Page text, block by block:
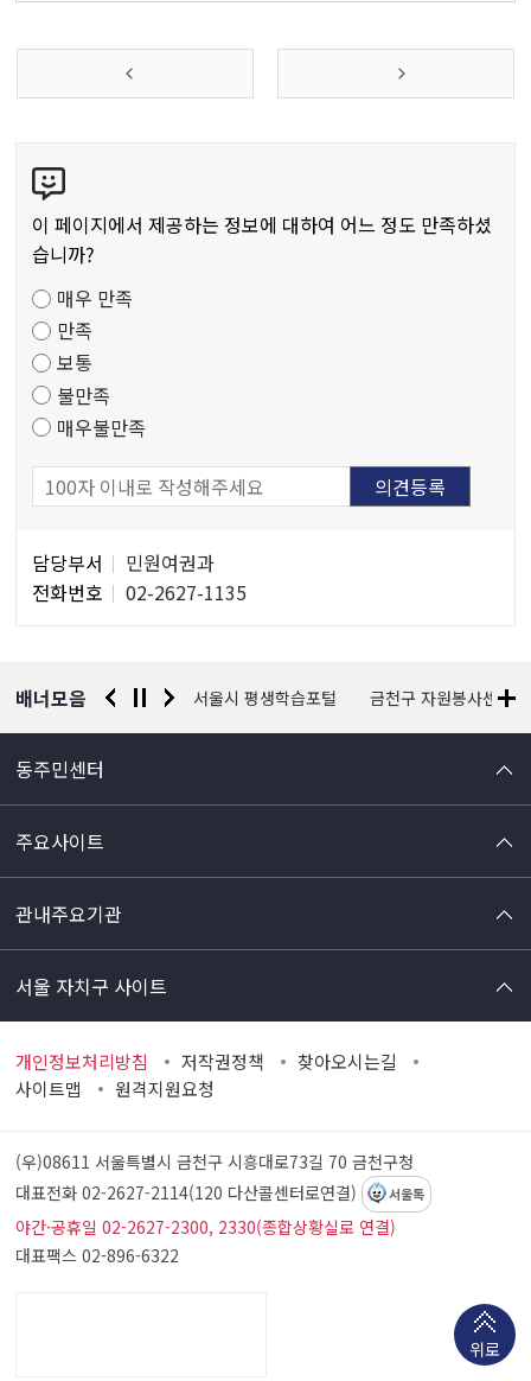
텐
츠
만
도
조
사
이 페이지에서 제공하는 정보에 대하여 어느 정도 만족하셨
습니까?
매우 만족
만족
보통
불만족
매우불만족
당
자
담당부서
민원여권과
전화번호
02-2627-1135
배너모음
찰청 유실물 통합포털 서울시 평생학습포털 금천구 자원봉사센터
동주민센터
주요사이트
관내주요기관
서울 자치구 사이트
개인정보처리방침 저작권정책
찾아오시는길
사이트맵
원격지원요청
위로
(우)08611 서울특별시 금천구 시흥대로73길 70금천구청
대표전화 02-2627-2114(120 다산콜센터로연결)
서울톡
야간·공휴일 02-2627-2300, 2330(종합상황실로 연결)
대표팩스 02-896-6322